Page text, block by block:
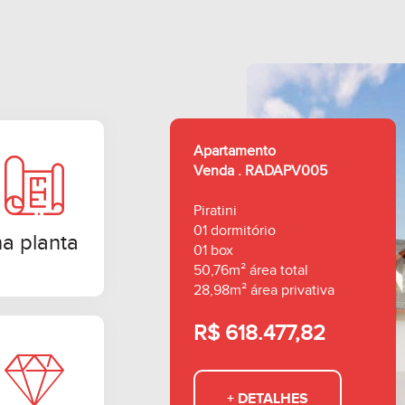
planta
Apartamento
Venda . RADAPV005
Piratini
01 dormitório
01 box
50,76m² área total
28,98m² área privativa
R$ 618.477,82
+ DETALHES